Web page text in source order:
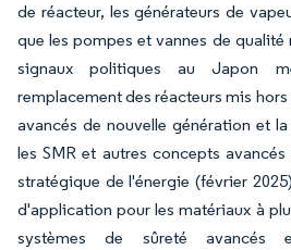
de réacteur, les générateurs de
que les pompes et vannes de qualité
signaux politiques au Japon
remplacement des réacteurs mis
avancés de nouvelle génération et
les SMR et autres concepts
stratégique de l'énergie (février
d'application pour les matériaux à
systèmes de sûreté avancés